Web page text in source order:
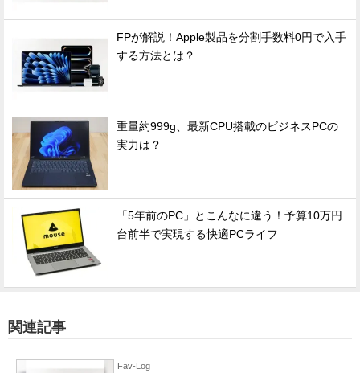
FPが解説！Apple製品を分割手数料0円で入手
する方法とは？
重量約999g、最新CPU搭載のビジネスPCの
実力は？
「5年前のPC」とこんなに違う！予算10万円
台前半で実現する快適PCライフ
関連記事
Fav-Log